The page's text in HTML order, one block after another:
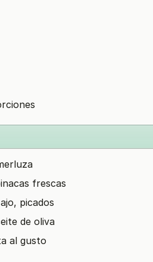
frescas
picados
de oliva
al gusto